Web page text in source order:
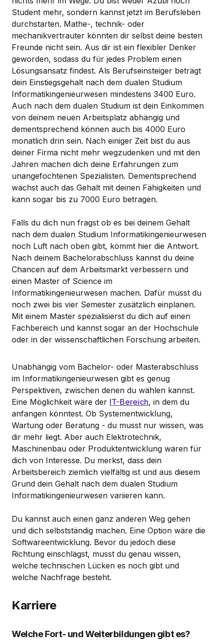
Student mehr, sondern kannst jetzt im Berufsleben
durchstarten. Mathe-, technik- oder
mechanikvertrauter könnten dir selbst deine besten
Freunde nicht sein. Aus dir ist ein flexibler Denker
geworden, sodass du für jedes Problem einen
Lösungsansatz findest. Als Berufseinsteiger beträgt
dein Einstiegsgehalt nach dem dualen Studium
Informatikingenieurwesen mindestens 3400 Euro.
Auch nach dem dualen Studium ist dein Einkommen
von deinem neuen Arbeitsplatz abhängig und
dementsprechend können auch bis 4000 Euro
monatlich drin sein. Nach einiger Zeit bist du aus
deiner Firma nicht mehr wegzudenken und mit den
Jahren machen dich deine Erfahrungen zum
unangefochtenen Spezialisten. Dementsprechend
wächst auch das Gehalt mit deinen Fähigkeiten und
kann sogar bis zu 7000 Euro betragen.
Falls du dich nun fragst ob es bei deinem Gehalt
nach dem dualen Studium Informatikingenieurwesen
noch Luft nach oben gibt, kommt hier die Antwort.
Nach deinem Bachelorabschluss kannst du deine
Chancen auf dem Arbeitsmarkt verbessern und
einen Master of Science im
Informatikingenieurwesen machen. Dafür musst du
noch zwei bis vier Semester zusätzlich einplanen.
Mit einem Master spezialisierst du dich auf einen
Fachbereich und kannst sogar an der Hochschule
oder in der wissenschaftlichen Forschung arbeiten.
Unabhängig vom Bachelor- oder Masterabschluss
im Informatikingenieurwesen gibt es genug
Perspektiven, zwischen denen du wählen kannst.
Eine Möglichkeit wäre der IT-Bereich, in dem du
anfangen könntest. Ob Systementwicklung,
Wartung oder Beratung - du musst nur wissen, was
dir mehr liegt. Aber auch Elektrotechnik,
Maschinenbau oder Produktentwicklung wären für
dich von Interesse. Du merkst, dass dein
Arbeitsbereich ziemlich vielfältig ist und aus diesem
Grund dein Gehalt nach dem dualen Studium
Informatikingenieurwesen variieren kann.
Du kannst auch einen ganz anderen Weg gehen
und dich selbstständig machen. Eine Option wäre die
Softwareentwicklung. Bevor du jedoch diese
Richtung einschlägst, musst du genau wissen,
welche technischen Lücken es noch gibt und
welche Nachfrage besteht.
Karriere
Welche Fort- und Weiterbildungen gibt es?